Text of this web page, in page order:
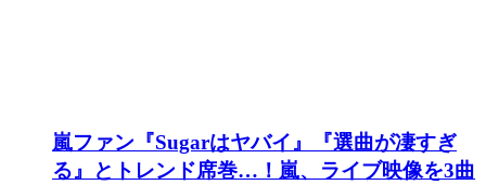
嵐ファン『Sugarはヤバイ』『選曲が凄すぎ
る』とトレンド席巻…！嵐、ライブ映像を3曲